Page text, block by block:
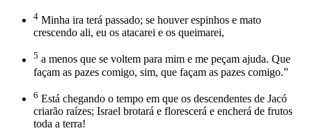
4 Minha ira terá passado; se houver espinhos e mato
crescendo ali, eu os atacarei e os queimarei,
5 a menos que se voltem para mim e me peçam ajuda. Que
façam as pazes comigo, sim, que façam as pazes comigo.”
6 Está chegando o tempo em que os descendentes de Jacó
criarão raízes; Israel brotará e florescerá e encherá de frutos
toda a terra!